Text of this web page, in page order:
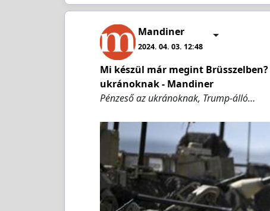
Mandiner
2024. 04. 03. 12:48
Mi készül már megint
ukránoknak - Mandiner
Pénzeső az ukránoknak, Trump-álló…